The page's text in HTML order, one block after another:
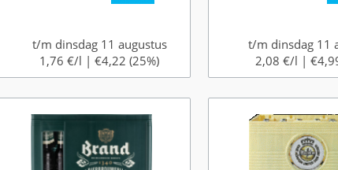
t/m dinsdag 11 augustus
1,76 €/l | €4,22 (25%)
t/m dinsdag 11
2,08 €/l |